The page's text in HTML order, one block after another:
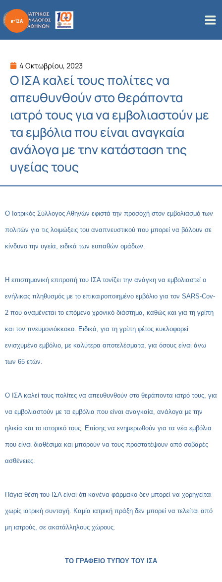
στο
περιεχόμενο
4 Οκτωβρίου, 2023
Ο ΙΣΑ καλεί τους πολίτες να
απευθυνθούν στο θεράποντα
ιατρό τους για να εμβολιαστούν με
τα εμβόλια που είναι αναγκαία
ανάλογα με την κατάσταση της
υγείας τους
Ο Ιατρικός Σύλλογος Αθηνών εφιστά την προσοχή στον εμβολιασμό των
πολιτών για τις λοιμώξεις του αναπνευστικού που μπορεί να βάλουν σε
κίνδυνο την υγεία, ειδικά των ευπαθών ομάδων.
Η επιστημονική επιτροπή του ΙΣΑ τονίζει την ανάγκη να εμβολιαστεί ο
ενήλικας πληθυσμός με το επικαιροποιημένο εμβόλιο για τον SARS-Cov-
2 που αναμένεται το επόμενο χρονικό διάστημα, καθώς και για τη γρίπη
και τον πνευμονιόκκοκο. Ειδικά, για τη γρίπη φέτος κυκλοφορεί
ενισχυμένο εμβόλιο, με καλύτερα αποτελέσματα, για όσους είναι άνω
των 65 ετών.
Ο ΙΣΑ καλεί τους πολίτες να απευθυνθούν στο θεράποντα ιατρό τους, για
να εμβολιαστούν με τα εμβόλια που είναι αναγκαία, ανάλογα με την
ηλικία και το ιστορικό τους. Επίσης να ενημερωθούν για τα νέα εμβόλια
που είναι διαθέσιμα και μπορούν να τους προστατέψουν από σοβαρές
ασθένειες.
Πάγια θέση του ΙΣΑ είναι ότι κανένα φάρμακο δεν μπορεί να χορηγείται
χωρίς ιατρική συνταγή. Καμία ιατρική πράξη δεν μπορεί να τελείται από
μη ιατρούς, σε ακατάλληλους χώρους.
ΤΟ ΓΡΑΦΕΙΟ ΤΥΠΟΥ ΤΟΥ ΙΣΑ